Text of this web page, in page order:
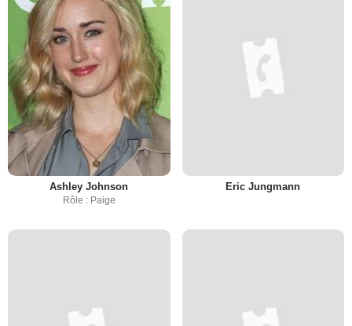
Ashley Johnson
Rôle : Paige
Eric Jungmann